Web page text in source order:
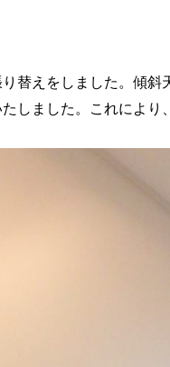
替えをしました。傾斜
しました。これによ